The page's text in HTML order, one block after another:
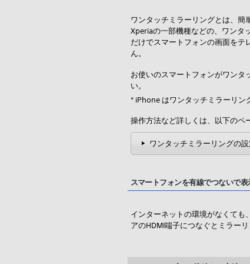
ワンタッチミラーリングとは、簡
Xperiaの一部機種などの、ワンタ
だけでスマートフォンの画面をテ
ん。
お使いのスマートフォンがワンタ
い。
* iPhone はワンタッチミラーリン
操作方法など詳しくは、以下のペ
ワンタッチミラーリングの
スマートフォンを有線でつないで表
インターネットの環境がなくても
アのHDMI端子につなぐとミラーリ